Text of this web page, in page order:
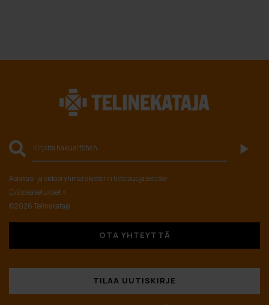
Asiakas- ja sidosryhmärekisterin tietosuojaseloste
Evästeasetukset »
©2026 Telinekataja
OTA YHTEYTTÄ
TILAA UUTISKIRJE